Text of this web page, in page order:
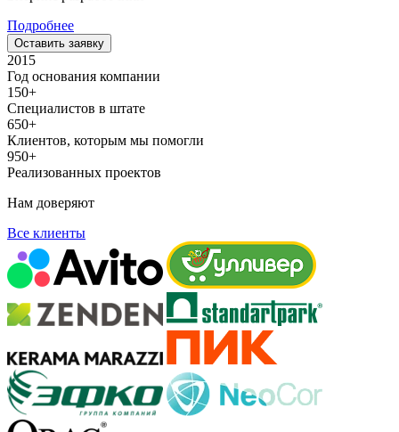
Подробнее
Оставить заявку
2015
Год основания компании
150+
Специалистов в штате
650+
Клиентов, которым мы помогли
950+
Реализованных проектов
Нам доверяют
Все клиенты